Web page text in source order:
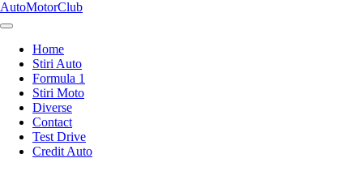
Skip
to
AutoMotorClub
Totul
masini
pasionatii
masini
Home
Stiri Auto
Formula 1
Stiri Moto
Diverse
Contact
Test Drive
Credit Auto